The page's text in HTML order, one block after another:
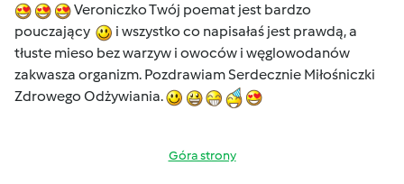
Veroniczko Twój poemat jest bardzo
pouczający
i wszystko co napisałaś jest prawdą, a
tłuste mieso bez warzyw i owoców i węglowodanów
zakwasza organizm. Pozdrawiam Serdecznie Miłośniczki
Zdrowego Odżywiania.
Góra strony